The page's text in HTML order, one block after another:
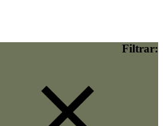
Filtrar: